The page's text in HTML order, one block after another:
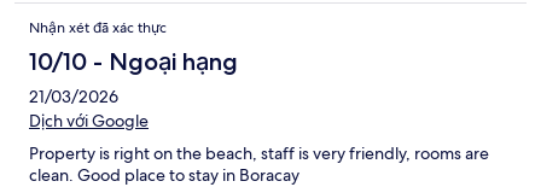
Nhận xét đã xác thực
10/10 - Ngoại hạng
21/03/2026
Dịch với Google
Property is right on the beach, staff is very friendly, rooms are
clean. Good place to stay in Boracay